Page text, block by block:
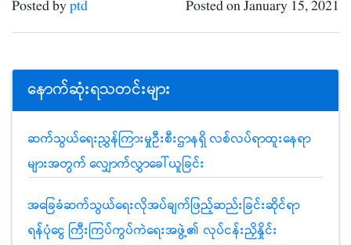
Posted byptd Posted on January 15, 2021
နောက်ဆုံးရသတင်းများ
ဆက်သွယ်ရေးညွှန်ကြားမှုဦးစီးဌာနရှိ လစ်လပ်ရာထူးနေရာ
များအတွက် လျှောက်လွှာခေါ်ယူခြင်း
အခြေခံဆက်သွယ်ရေးလိုအပ်ချက်ဖြည့်ဆည်းခြင်းဆိုင်ရာ
ရန်ပုံငွေ ကြီးကြပ်ကွပ်ကဲရေးအဖွဲ့၏ လုပ်ငန်းညှိနှိုင်း